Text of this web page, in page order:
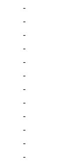
-
-
-
-
-
-
-
-
-
-
-
-